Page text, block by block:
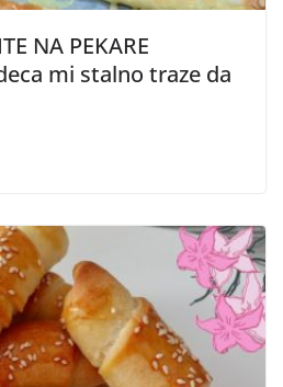
NA PEKARE
mi stalno traze da